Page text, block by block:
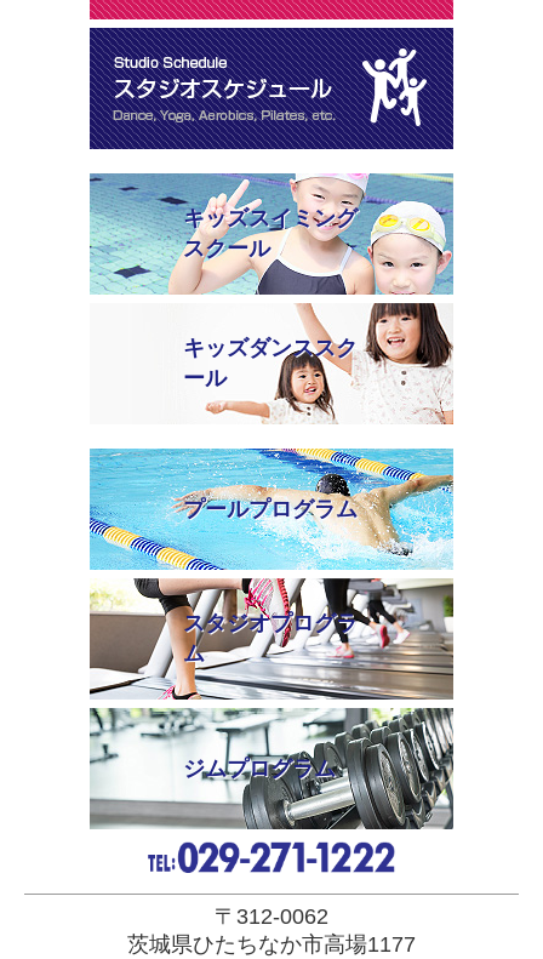
キッズスイミング
スクール
キッズダンススク
ール
プールプログラム
スタジオプログラ
ム
ジムプログラム
〒312-0062
茨城県ひたちなか市高場1177